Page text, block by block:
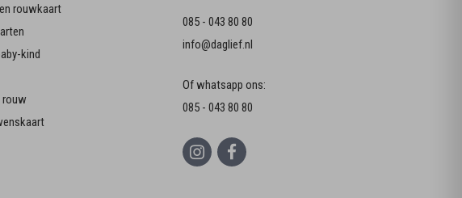
rouwkaart
kind
rouw
085 - 043 80 80
info@daglief.nl
Of whatsapp ons:
085 - 043 80 80